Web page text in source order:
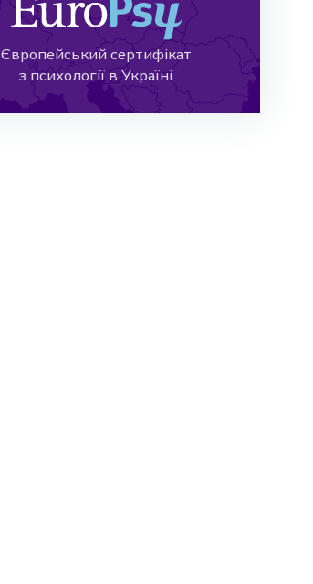
Європейський сертифікат
з психології в Україні